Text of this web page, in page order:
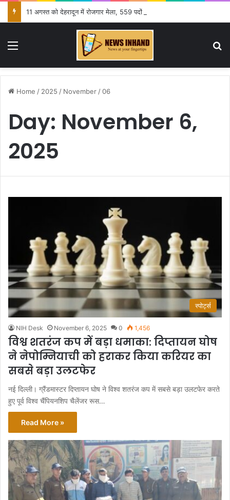
11 अगस्त को देहरादून में रोजगार मेला, 559 पदों पर होगा चयन
Menu
Home / 2025 / November /06
Day: November 6,
2025
स्पोर्ट्स
NIH Desk November 6, 2025 0 1,456
विश्व शतरंज कप में बड़ा धमाका: दिप्तायन घोष
ने नेपोम्नियाची को हराकर किया करियर का
सबसे बड़ा उलटफेर
नई दिल्ली। ग्रैंडमास्टर दिप्तायन घोष ने विश्व शतरंज कप में सबसे बड़ा उलटफेर करते
हुए पूर्व विश्व चैंपियनशिप चैलेंजर रूस…
Read More »